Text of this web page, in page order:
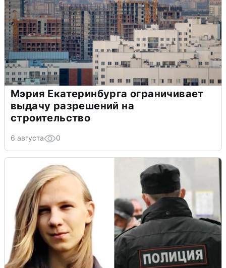
Мэрия Екатеринбурга ограничивает
выдачу разрешений на
строительство
6 августа 0